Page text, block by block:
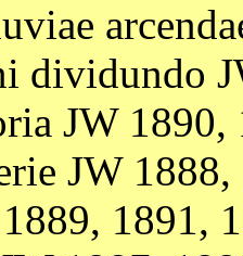
dividundo
JW 1890,
JW
1891,